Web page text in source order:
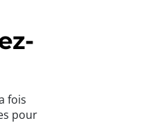
fois
pour